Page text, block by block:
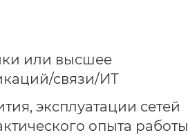
или высшее
связи/ИТ
эксплуатации сетей
опыта работы